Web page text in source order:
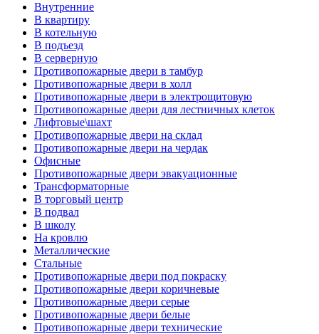
Внутренние
В квартиру
В котельную
В подъезд
В серверную
Противопожарные двери в тамбур
Противопожарные двери в холл
Противопожарные двери в электрощитовую
Противопожарные двери для лестничных клеток
Лифтовые\шахт
Противопожарные двери на склад
Противопожарные двери на чердак
Офисные
Противопожарные двери эвакуационные
Трансформаторные
В торговый центр
В подвал
В школу
На кровлю
Металлические
Стальные
Противопожарные двери под покраску
Противопожарные двери коричневые
Противопожарные двери серые
Противопожарные двери белые
Противопожарные двери технические